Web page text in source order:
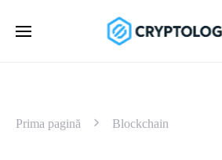
Prima pagină Blockchain